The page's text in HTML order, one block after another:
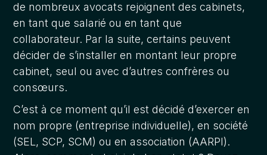
de nombreux avocats rejoignent des cabinets,
en tant que salarié ou en tant que
collaborateur. Par la suite, certains peuvent
décider de s’installer en montant leur propre
cabinet, seul ou avec d’autres confrères ou
consœurs.
C’est à ce moment qu’il est décidé d’exercer en
nom propre (entreprise individuelle), en société
(SEL, SCP, SCM) ou en association (AARPI).